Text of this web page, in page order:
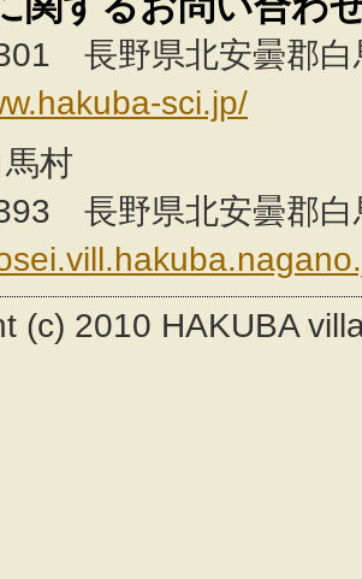
長野県北安曇郡
sci.jp/
村
長野県北安曇郡
(c) 2010 HAKUBA